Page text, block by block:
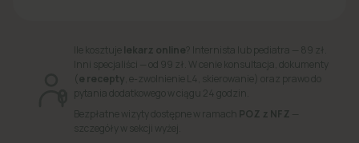
Ile kosztujelekarz online ? Internista lub pediatra — 89 zł.
Inni specjaliści — od 99 zł. W cenie konsultacja, dokumenty
( e recepty , e-zwolnienie L4, skierowanie) oraz prawo do
pytania dodatkowego w ciągu 24 godzin.
Bezpłatne wizyty dostępne w ramach POZ z NFZ
szczegóły w sekcji wyżej.